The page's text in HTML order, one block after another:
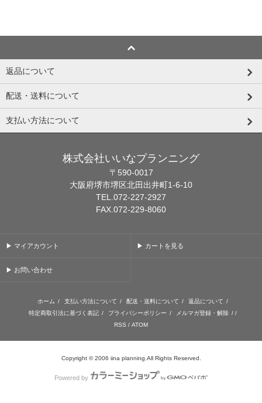
返品について
配送・送料について
支払い方法について
株式会社いいなプランニング
〒590-0017
大阪府堺市堺区北田出井町1-6-10
TEL.072-227-2927
FAX.072-229-8060
▶ マイアカウント ▶ カートを見る
▶ お問い合わせ
ホーム / 支払い方法について / 配送・送料について / 返品について /
特定商取引法に基づく表記 / プライバシーポリシー / メルマガ登録・解除 / /
RSS / ATOM
Copyright © 2006 iina planning.All Rights Reserved.
Powered by